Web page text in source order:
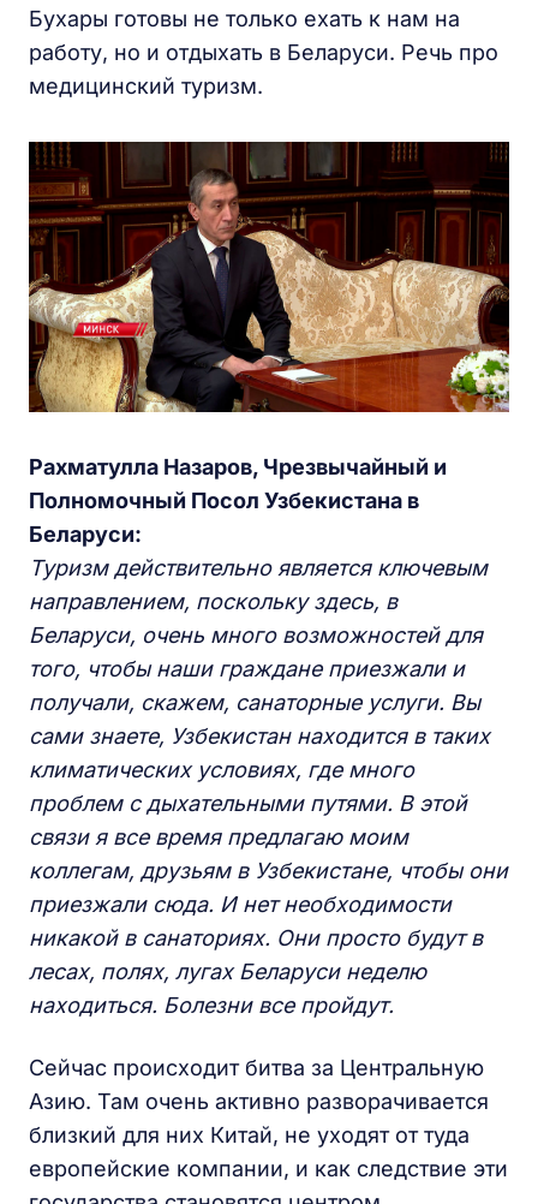
Бухары готовы не только ехать к нам на
работу, но и отдыхать в Беларуси. Речь про
медицинский туризм.
Рахматулла Назаров, Чрезвычайный и
Полномочный Посол Узбекистана в
Беларуси:
Туризм действительно является ключевым
направлением, поскольку здесь, в
Беларуси, очень много возможностей для
того, чтобы наши граждане приезжали и
получали, скажем, санаторные услуги. Вы
сами знаете, Узбекистан находится в таких
климатических условиях, где много
проблем с дыхательными путями. В этой
связи я все время предлагаю моим
коллегам, друзьям в Узбекистане, чтобы они
приезжали сюда. И нет необходимости
никакой в санаториях. Они просто будут в
лесах, полях, лугах Беларуси неделю
находиться. Болезни все пройдут.
Сейчас происходит битва за Центральную
Азию. Там очень активно разворачивается
близкий для них Китай, не уходят от туда
европейские компании, и как следствие эти